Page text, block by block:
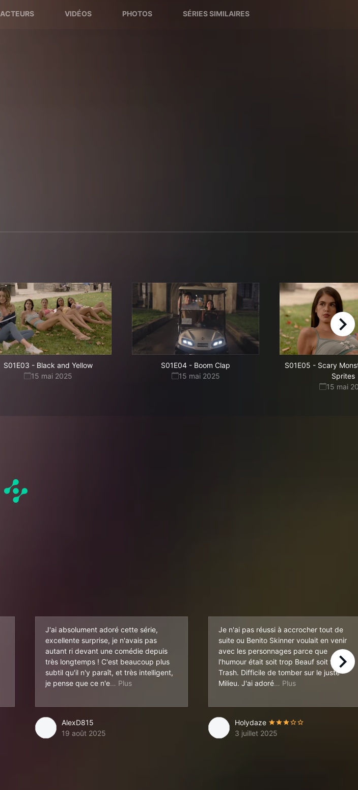
ACTEURS VIDÉOS PHOTOS SÉRIES SIMILAIRES
S01E03 - Black and Yellow
15 mai 2025
S01E04 - Boom Clap
15 mai 2025
S01E05 - Scary
Sprites
15 mai
right
J'ai absolument adoré cette série,
excellente surprise, je n'avais pas
autant ri devant une comédie depuis
très longtemps ! C'est beaucoup plus
subtil qu'il n'y paraît, et très intelligent,
je pense que ce n'e
st pas pour tous les publics effectivement... mais quand on s'y
AlexD815
19 août 2025
Je n'ai pas réussi à accrocher tout de
suite ou Benito Skinner voulait en venir
avec les personnages parce que
l'humour était soit trop Beauf soit trop
Trash. Difficile de tomber sur le juste
Milieu. J'ai adoré
le personnage de
Holydaze
3 juillet 2025
right